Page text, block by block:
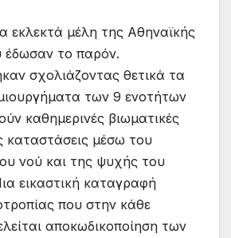
εκλεκτά μέλη της Αθηναϊκής
έδωσαν το παρόν.
σχολιάζοντας θετικά τα
των 9 ενοτήτων
καθημερινές βιωματικές
καταστάσεις μέσω του
νού και της ψυχής του
εικαστική καταγραφή
που στην κάθε
αποκωδικοποίηση των